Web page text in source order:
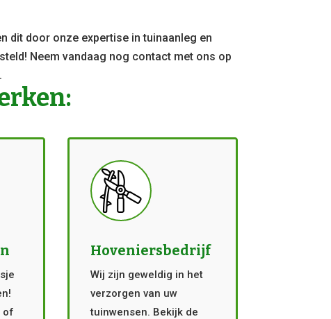
dit door onze expertise in tuinaanleg en
Neem vandaag nog contact met ons op
of
Hoveniersbedrijf
Wij zijn geweldig in het
verzorgen van uw
tuinwensen. Bekijk de